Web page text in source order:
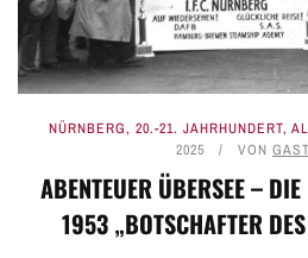
NÜRNBERG, 20.-21. JAHRHUNDERT,
2025
VON
ABENTEUER ÜBERSEE –
1953 „BOTSCHAFTER